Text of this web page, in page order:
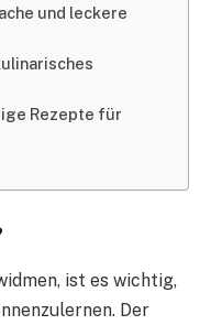
und leckere
Rezepte für
ist es wichtig,
Der